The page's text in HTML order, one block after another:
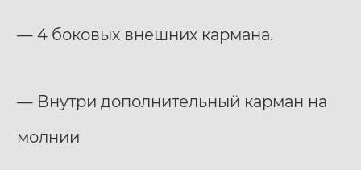
— 4 боковых внешних кармана.
— Внутри дополнительный карман на
молнии